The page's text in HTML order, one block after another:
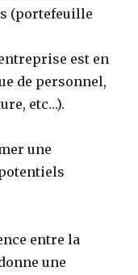
(portefeuille
est en
de personnel,
etc…).
une
entre la
une